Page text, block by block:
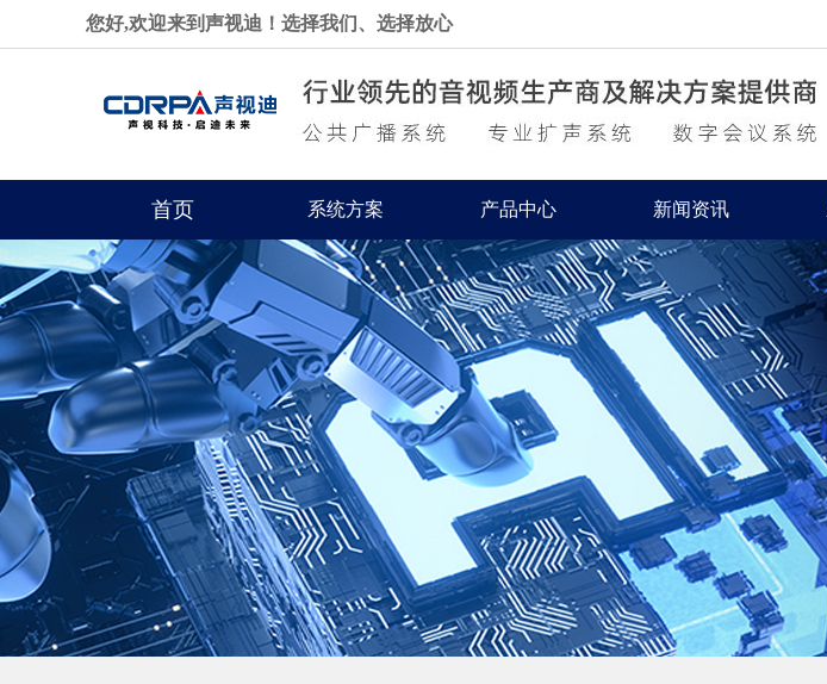
您好,欢迎来到声视迪！选择我们、选择放心
首页 系统方案 产品中心 新闻资讯